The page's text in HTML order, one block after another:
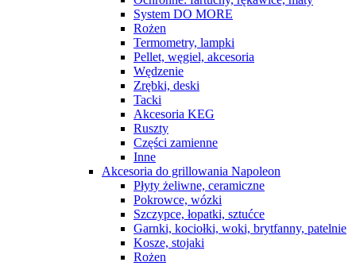
System DO MORE
Rożen
Termometry, lampki
Pellet, węgiel, akcesoria
Wędzenie
Zrębki, deski
Tacki
Akcesoria KEG
Ruszty
Części zamienne
Inne
Akcesoria do grillowania Napoleon
Płyty żeliwne, ceramiczne
Pokrowce, wózki
Szczypce, łopatki, sztućce
Garnki, kociołki, woki, brytfanny, patelnie
Kosze, stojaki
Rożen